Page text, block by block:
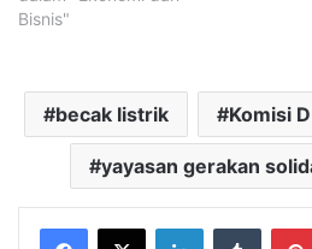
Bisnis"
becak listrik Komisi
yayasan gerakan
LinkedInTumblr